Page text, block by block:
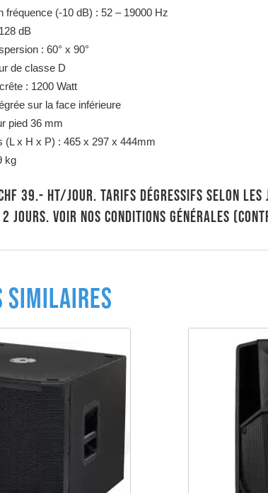
fréquence (-10 dB) : 52 – 19000 Hz
dB
: 60° x 90°
de classe D
: 1200 Watt
sur la face inférieure
pied 36 mm
(L x H x P) : 465 x 297 x 444mm
kg
39.- HT/jour. Tarifs dégressifs selon
2 jours. Voir nos conditions générales
SIMILAIRES